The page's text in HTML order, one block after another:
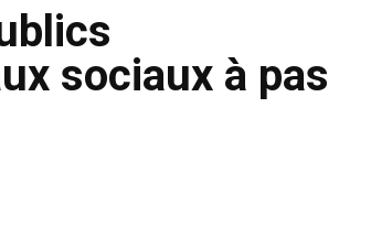
sociaux à pas